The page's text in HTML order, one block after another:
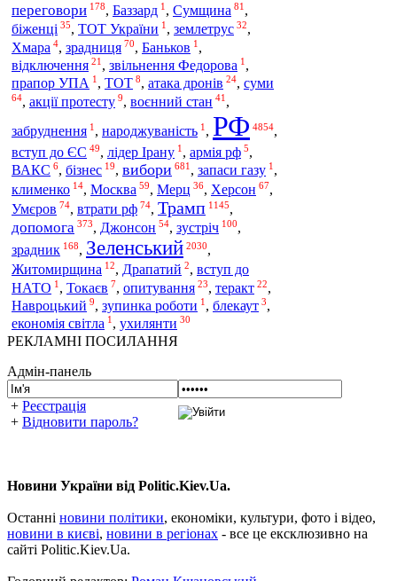
переговори 178, Баззард 1 , Сумщина 81 ,
біженці 35, ТОТ України 1 , землетрус 32,
Хмара 4, зрадниця 70, Баньков 1 ,
відключення 21 , звільнення Федорова 1 ,
прапор УПА 1 , ТОТ 8, атака дронів 24, суми
64, акції протесту 9, воєнний стан 41 ,
забруднення 1 , народжуваність 1 , РФ 4854,
вступ до ЄС 49, лідер Ірану 1 , армія рф 5,
ВАКС 6, бізнес 19, вибори 681 , запаси газу 1 ,
клименко 14, Москва 59, Мерц 36, Херсон 67,
Умєров 74, втрати рф 74, Трамп 1145,
допомога 373, Джонсон 54, зустріч 100,
зрадник 168, Зеленський 2030,
Житомирщина 12, Драпатий 2, вступ до
НАТО 1 , Токаєв 7, опитування 23, теракт 22,
Навроцький 9, зупинка роботи 1 , блекаут 3,
економія світла 1 , ухилянти 30
РЕКЛАМНІ ПОСИЛАННЯ
Адмін-панель
+ Реєстрація
+ Відновити пароль?
Новини України від Politic.Kiev.Ua.
Останні новини політики, економіки, культури, фото і відео,
новини в києві, новини в регіонах - все це ексклюзивно на
сайті Politic.Kiev.Ua.